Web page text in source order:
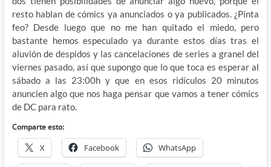
resto hablan de cómics ya anunciados o ya publicados. ¿Pinta
feo? Desde luego que no me han quitado el miedo, pero
bastante hemos especulado ya durante estos días tras el
aluvión de despidos y las cancelaciones de series a granel del
viernes pasado, así que supongo que lo que toca es esperar al
sábado a las 23:00h y que en esos ridículos 20 minutos
anuncien algo que nos haga pensar que vamos a tener cómics
de DC para rato.
Comparte esto:
X Facebook WhatsApp